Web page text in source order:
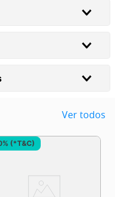
Ver todos
(*T&C)